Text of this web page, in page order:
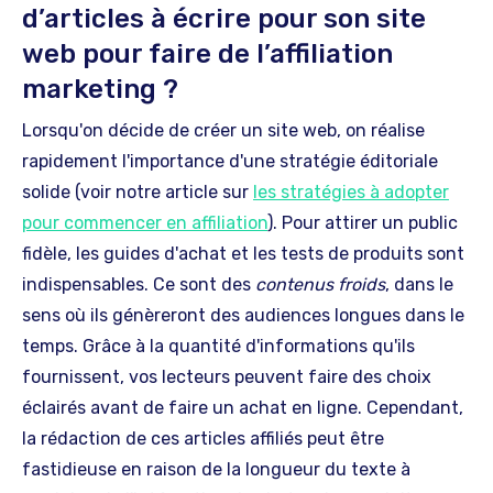
d’articles à écrire pour son site
web pour faire de l’affiliation
marketing ?
Lorsqu'on décide de créer un site web, on réalise
rapidement l'importance d'une stratégie éditoriale
solide (voir notre article sur les stratégies à adopter
pour commencer en affiliation). Pour attirer un public
fidèle, les guides d'achat et les tests de produits sont
indispensables. Ce sont des contenus froids, dans le
sens où ils génèreront des audiences longues dans le
temps. Grâce à la quantité d'informations qu'ils
fournissent, vos lecteurs peuvent faire des choix
éclairés avant de faire un achat en ligne. Cependant,
la rédaction de ces articles affiliés peut être
fastidieuse en raison de la longueur du texte à